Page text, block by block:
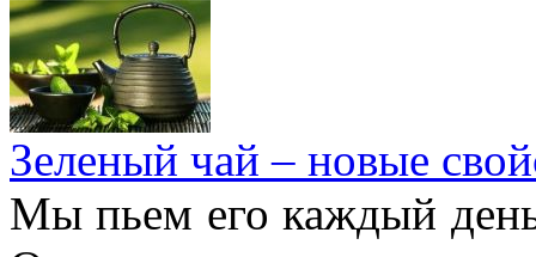
Зеленый чай – новые
Мы пьем его каждый